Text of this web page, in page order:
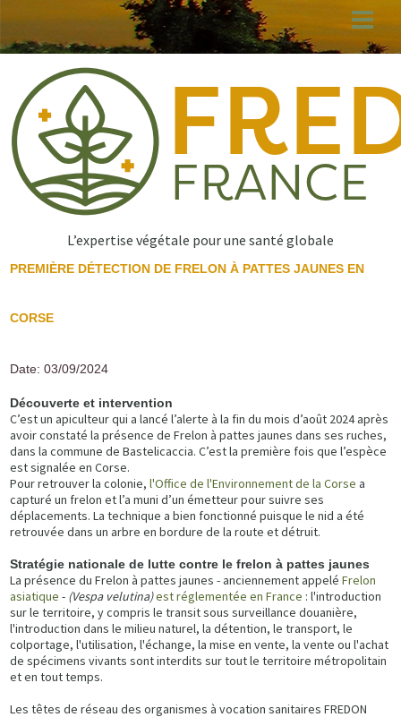
au
principal
L’expertise végétale pour une santé globale
PREMIÈRE DÉTECTION DE FRELON À PATTES JAUNES EN
CORSE
Date: 03/09/2024
Découverte et intervention
C’est un apiculteur qui a lancé l’alerte à la fin du mois d’août 2024 après
avoir constaté la présence de Frelon à pattes jaunes dans ses ruches,
dans la commune de Bastelicaccia. C’est la première fois que l’espèce
est signalée en Corse.
Pour retrouver la colonie,l'Office de l'Environnement de la Corse a
capturé un frelon et l’a muni d’un émetteur pour suivre ses
déplacements. La technique a bien fonctionné puisque le nid a été
retrouvée dans un arbre en bordure de la route et détruit.
Stratégie nationale de lutte contre le frelon à pattes jaunes
La présence du Frelon à pattes jaunes - anciennement appeléFrelon
asiatique - (Vespa velutina)est réglementée en France : l'introduction
sur le territoire, y compris le transit sous surveillance douanière,
l'introduction dans le milieu naturel, la détention, le transport, le
colportage, l'utilisation, l'échange, la mise en vente, la vente ou l'achat
de spécimens vivants sont interdits sur tout le territoire métropolitain
et en tout temps.
Les têtes de réseau des organismes à vocation sanitaires FREDON